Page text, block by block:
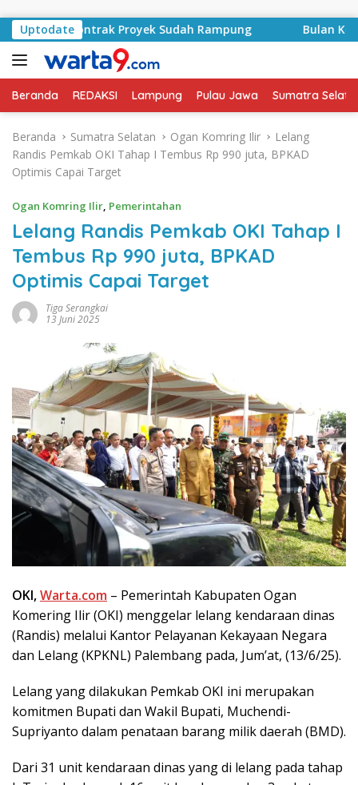
Uptodate
Kontrak Proyek Sudah Rampung Bulan
Beranda REDAKSI Lampung Pulau Jawa Sumatra
Beranda Sumatra Selatan Ogan Komring Ilir
Lelang
Randis Pemkab OKI Tahap I Tembus Rp 990 juta, BPKAD
Optimis Capai Target
Ogan Komring Ilir, Pemerintahan
Lelang Randis Pemkab OKI Tahap I
Tembus Rp 990 juta, BPKAD
Optimis Capai Target
Tiga Serangkai
13 Juni 2025
OKI,Warta.com – Pemerintah Kabupaten Ogan
Komering Ilir (OKI) menggelar lelang kendaraan dinas
(Randis) melalui Kantor Pelayanan Kekayaan Negara
dan Lelang (KPKNL) Palembang pada, Jum’at, (13/6/25).
Lelang yang dilakukan Pemkab OKI ini merupakan
komitmen Bupati dan Wakil Bupati, Muchendi-
Supriyanto dalam penataan barang milik daerah (BMD).
Dari 31 unit kendaraan dinas yang di lelang pada tahap